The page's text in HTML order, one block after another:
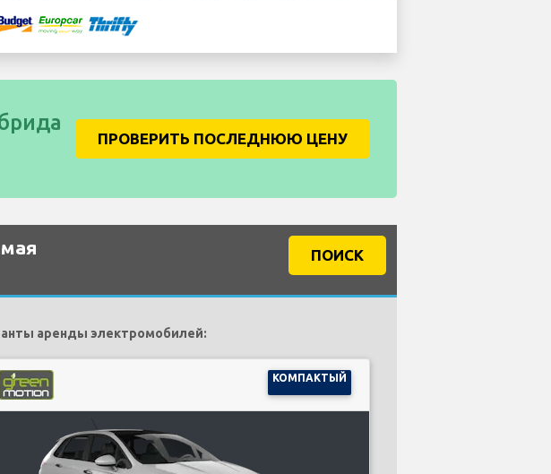
ПРОВЕРИТЬ ПОСЛЕДНЮЮ ЦЕНУ
ПОИСК
аренды электромобилей:
КОМПАКТЫЙ